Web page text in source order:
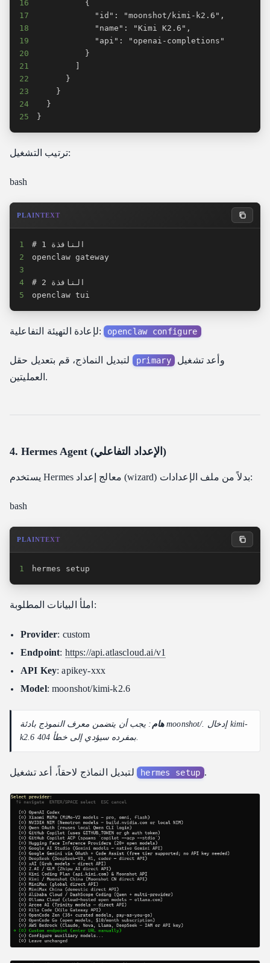
16
17
18
19
20
21
22
23
24
25
}
ترتيب التشغيل:
bash
PLAINTEXT
1
2
3
4
5
openclaw tui
لإعادة التهيئة التفاعلية: openclaw configure
primary وأعد تشغيل
العمليتين.
4. Hermes Agent (الإعداد التفاعلي)
يستخدم Hermes معالج إعداد (wizard) بدلاً من ملف الإعدادات:
bash
PLAINTEXT
1 hermes setup
املأ البيانات المطلوبة:
Provider: custom
Endpoint: https://api.atlascloud.ai/v1
API Key: apikey-xxx
Model: moonshot/kimi-k2.6
هام : يجب أن يتضمن معرف النموذج بادئة moonshot/. إدخال kimi-
hermes setup .